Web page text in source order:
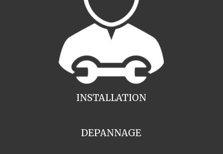
INSTALLATION
DEPANNAGE